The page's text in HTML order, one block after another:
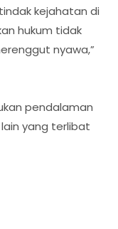
kejahatan di
hukum tidak
nyawa,”
pendalaman
yang terlibat